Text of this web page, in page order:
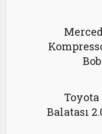
Balatası